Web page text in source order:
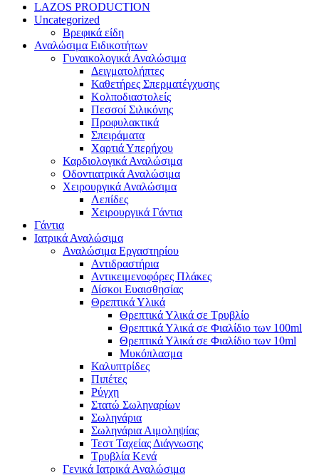
LAZOS PRODUCTION
Uncategorized
Βρεφικά είδη
Αναλώσιμα Ειδικοτήτων
Γυναικολογικά Αναλώσιμα
Δειγματολήπτες
Καθετήρες Σπερματέγχυσης
Κολποδιαστολείς
Πεσσοί Σιλικόνης
Προφυλακτικά
Σπειράματα
Χαρτιά Υπερήχου
Καρδιολογικά Αναλώσιμα
Οδοντιατρικά Αναλώσιμα
Χειρουργικά Αναλώσιμα
Λεπίδες
Χειρουργικά Γάντια
Γάντια
Ιατρικά Αναλώσιμα
Αναλώσιμα Εργαστηρίου
Αντιδραστήρια
Αντικειμενοφόρες Πλάκες
Δίσκοι Ευαισθησίας
Θρεπτικά Υλικά
Θρεπτικά Υλικά σε Τρυβλίο
Θρεπτικά Υλικά σε Φιαλίδιο των 100ml
Θρεπτικά Υλικά σε Φιαλίδιο των 10ml
Μυκόπλασμα
Καλυπτρίδες
Πιπέτες
Ρύγχη
Στατώ Σωληναρίων
Σωληνάρια
Σωληνάρια Αιμοληψίας
Τεστ Ταχείας Διάγνωσης
Τρυβλία Κενά
Γενικά Ιατρικά Αναλώσιμα